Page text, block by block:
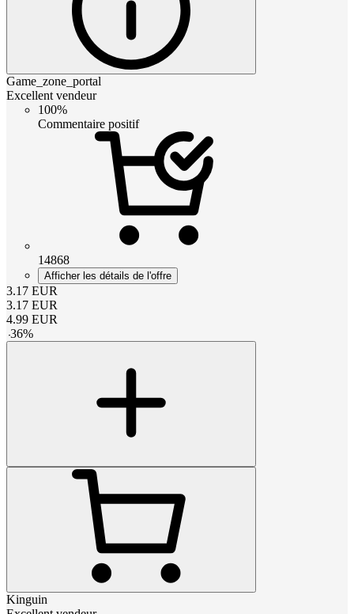
Game_zone_portal
Excellent vendeur
100%
Commentaire positif
14868
Afficher les détails de l'offre
3.17 EUR
3.17 EUR
4.99 EUR
-36%
Kinguin